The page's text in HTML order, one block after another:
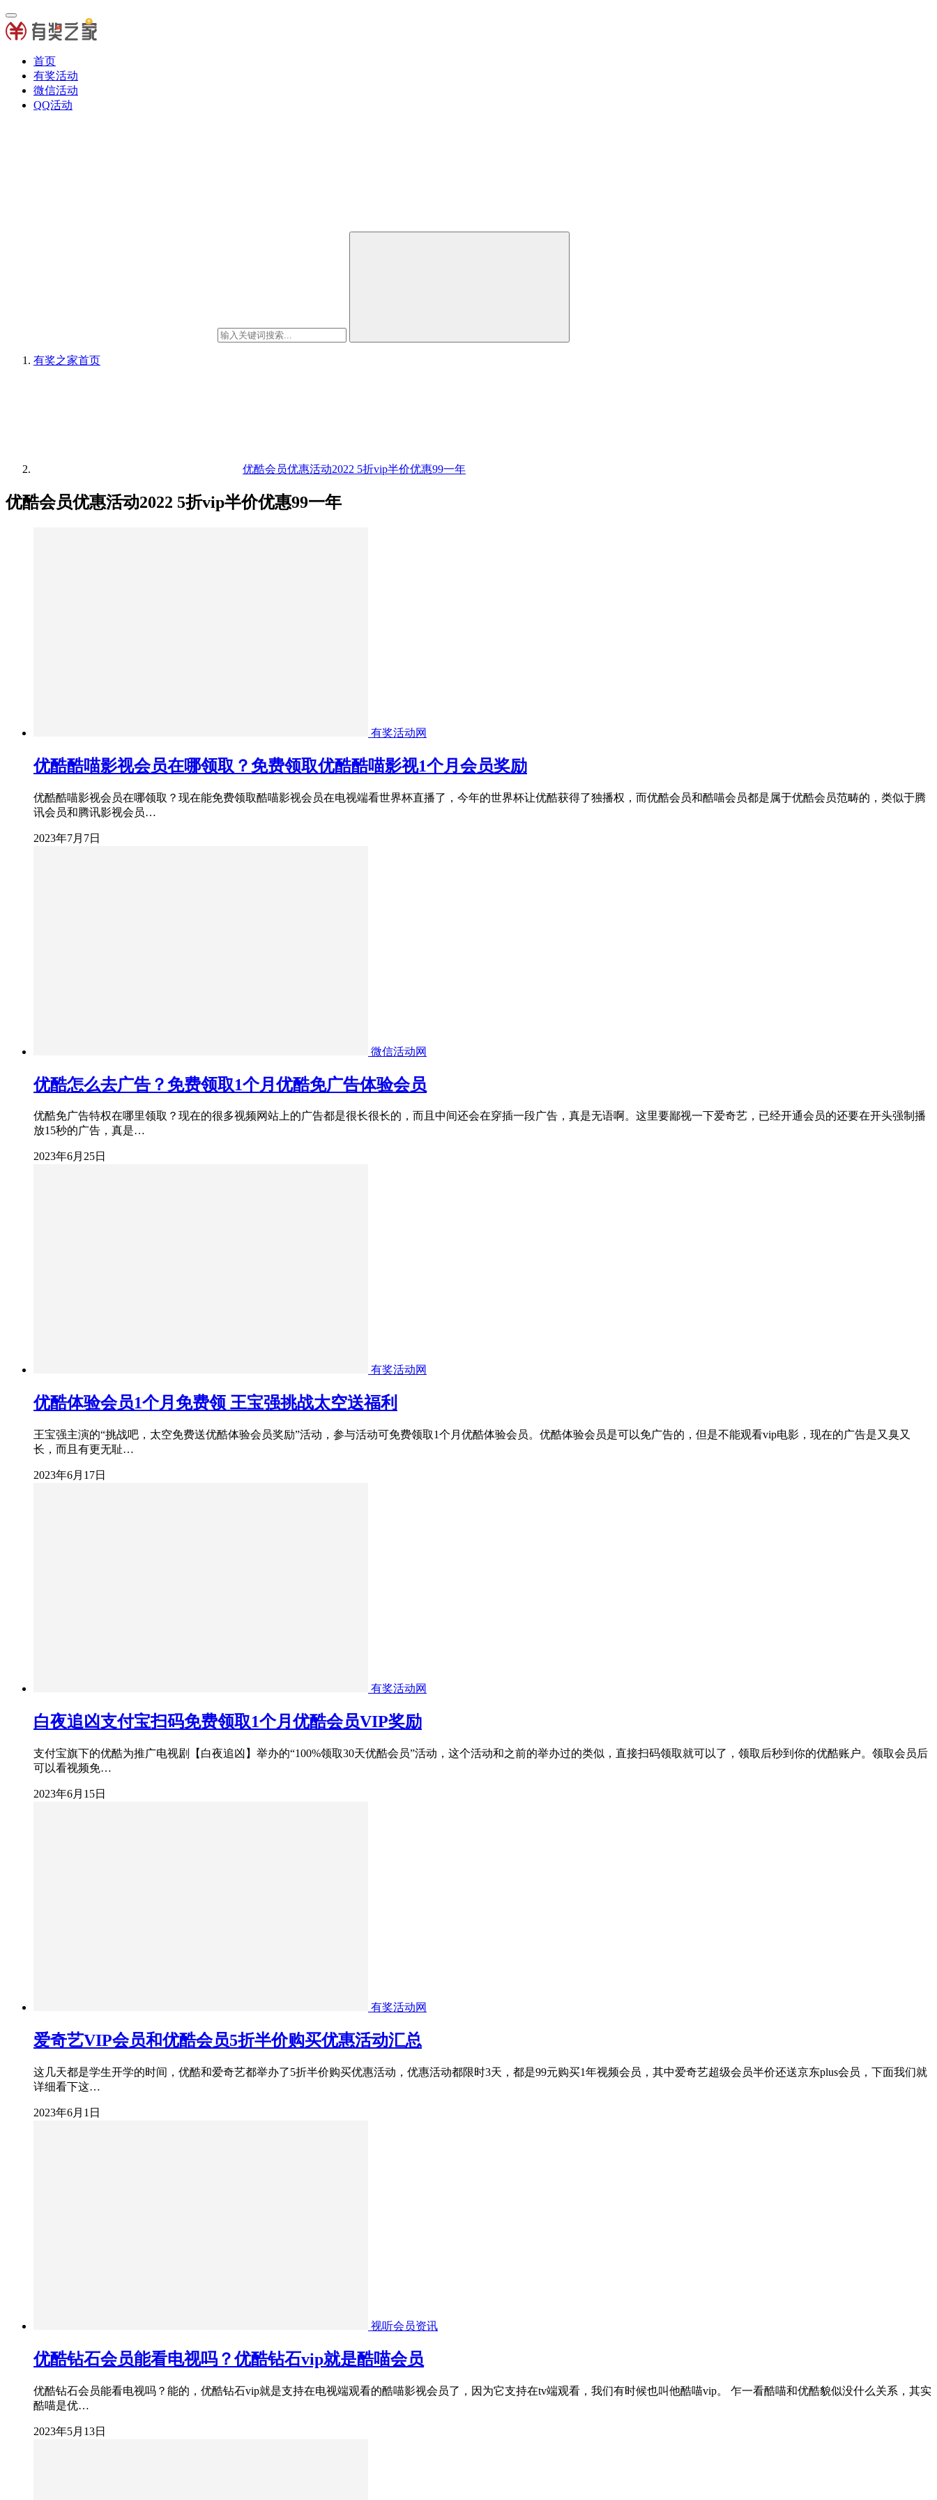
首页
有奖活动
微信活动
QQ活动
有奖之家首页
优酷会员优惠活动2022 5折vip半价优惠99一年
优酷会员优惠活动2022 5折vip半价优惠99一年
有奖活动网
优酷酷喵影视会员在哪领取？免费领取优酷酷喵影视1个月会员奖励
优酷酷喵影视会员在哪领取？现在能免费领取酷喵影视会员在电视端看世界杯直播了，今年的世界杯让优酷获得了独播权，而优酷会员和酷喵会员都是属于优酷会员范畴的，类似于腾
讯会员和腾讯影视会员…
2023年7月7日
微信活动网
优酷怎么去广告？免费领取1个月优酷免广告体验会员
优酷免广告特权在哪里领取？现在的很多视频网站上的广告都是很长很长的，而且中间还会在穿插一段广告，真是无语啊。这里要鄙视一下爱奇艺，已经开通会员的还要在开头强制播
放15秒的广告，真是…
2023年6月25日
有奖活动网
优酷体验会员1个月免费领 王宝强挑战太空送福利
王宝强主演的“挑战吧，太空免费送优酷体验会员奖励”活动，参与活动可免费领取1个月优酷体验会员。优酷体验会员是可以免广告的，但是不能观看vip电影，现在的广告是又臭又
长，而且有更无耻…
2023年6月17日
有奖活动网
白夜追凶支付宝扫码免费领取1个月优酷会员VIP奖励
支付宝旗下的优酷为推广电视剧【白夜追凶】举办的“100%领取30天优酷会员”活动，这个活动和之前的举办过的类似，直接扫码领取就可以了，领取后秒到你的优酷账户。领取会员后
可以看视频免…
2023年6月15日
有奖活动网
爱奇艺VIP会员和优酷会员5折半价购买优惠活动汇总
这几天都是学生开学的时间，优酷和爱奇艺都举办了5折半价购买优惠活动，优惠活动都限时3天，都是99元购买1年视频会员，其中爱奇艺超级会员半价还送京东plus会员，下面我们就
详细看下这…
2023年6月1日
视听会员资讯
优酷钻石会员能看电视吗？优酷钻石vip就是酷喵会员
优酷钻石会员能看电视吗？能的，优酷钻石vip就是支持在电视端观看的酷喵影视会员了，因为它支持在tv端观看，我们有时候也叫他酷喵vip。 乍一看酷喵和优酷貌似没什么关系，其实
酷喵是优…
2023年5月13日